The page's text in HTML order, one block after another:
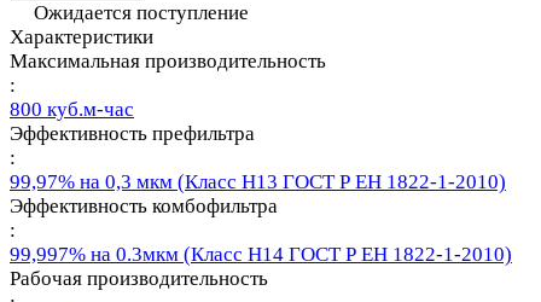
Ожидается поступление
Характеристики
Максимальная производительность
:
800 куб.м-час
Эффективность префильтра
:
99,97% на 0,3 мкм (Класс Н13 ГОСТ Р ЕН 1822-1-2010)
Эффективность комбофильтра
:
99,997% на 0.3мкм (Класс Н14 ГОСТ Р ЕН 1822-1-2010)
Рабочая производительность